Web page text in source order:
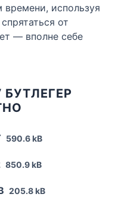
используя
от
— вполне себе
590.6 kB
850.9 kB
205.8 kB